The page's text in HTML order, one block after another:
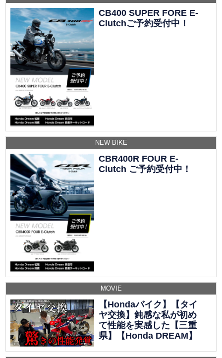
CB400 SUPER FORE E-
Clutchご予約受付中！
NEW BIKE
CBR400R FOUR E-
Clutch ご予約受付中！
MOVIE
【Hondaバイク】【タイ
ヤ交換】鈍感な私が初め
て性能を実感した【三重
県】【Honda DREAM】